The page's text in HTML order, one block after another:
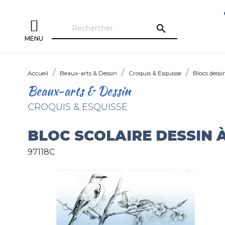
MENU
search
Accueil Beaux-arts & Dessin Croquis & Esquisse Blocs
Beaux-arts & Dessin
CROQUIS & ESQUISSE
BLOC SCOLAIRE DESSIN
97118C